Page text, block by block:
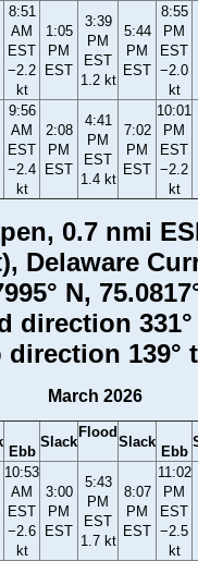
8:51
AM
EST
−2.2
kt
1:05
PM
EST
3:39
PM
EST
1.2 kt
5:44
PM
EST
8:55
PM
EST
−2.0
kt
9:56
AM
EST
−2.4
kt
2:08
PM
EST
4:41
PM
EST
1.4 kt
7:02
PM
EST
10:01
PM
EST
−2.2
kt
0.7 nmi
Delaware
N,
direction
direction 139°
March 2026
Ebb
Slack
Flood
Slack
Ebb
10:53
AM
EST
−2.6
kt
3:00
PM
EST
5:43
PM
EST
1.7 kt
8:07
PM
EST
11:02
PM
EST
−2.5
kt